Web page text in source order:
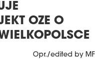
OZE O
Opr./edited by MF